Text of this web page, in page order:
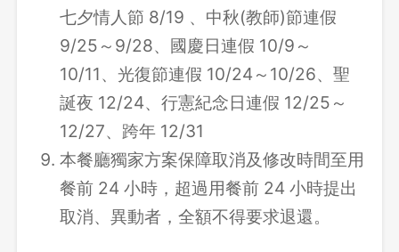
七夕情人節 8/19 、中秋(教師)節連假
9/25～9/28、國慶日連假 10/9～
10/11、光復節連假 10/24～10/26、聖
誕夜 12/24、行憲紀念日連假 12/25～
12/27、跨年 12/31
本餐廳獨家方案保障取消及修改時間至用
餐前 24 小時，超過用餐前 24 小時提出
取消、異動者，全額不得要求退還。